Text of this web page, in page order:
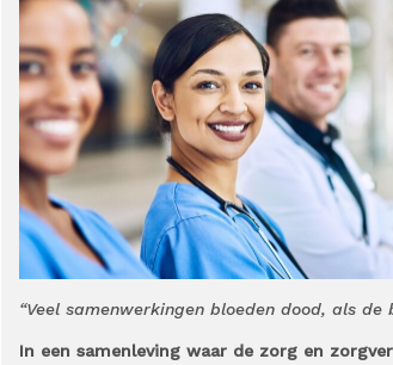
“Veel samenwerkingen bloeden dood, als
In een samenleving waar de zorg en